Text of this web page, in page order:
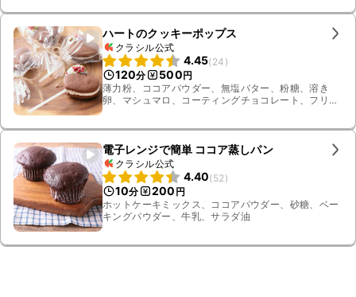
ハートのクッキーポップス
クラシル公式
4.45(24 )
120分 500円
薄力粉、ココアパウダー、無塩バター、粉糖、溶き
卵、マシュマロ、コーティングチョコレート、フリー
電子レンジで簡単 ココア蒸しパン
クラシル公式
4.40(52 )
10分 200 円
ホットケーキミックス、ココアパウダー、砂糖、ベー
キングパウダー、牛乳、サラダ油